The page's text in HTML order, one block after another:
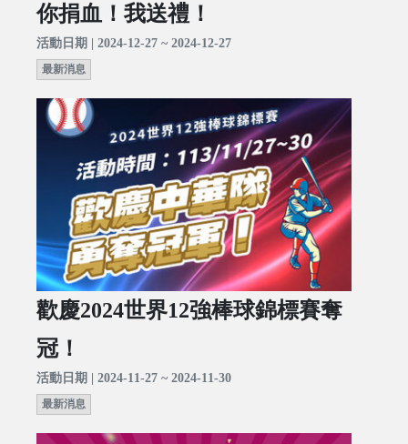
你捐血！我送禮！
活動日期 | 2024-12-27 ~ 2024-12-27
最新消息
歡慶2024世界12強棒球錦標賽奪
冠！
活動日期 | 2024-11-27 ~ 2024-11-30
最新消息